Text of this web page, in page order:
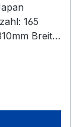
165
Breite: